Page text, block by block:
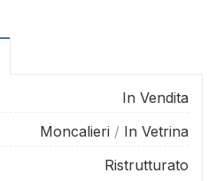
In Vendita
Moncalieri / In Vetrina
Ristrutturato